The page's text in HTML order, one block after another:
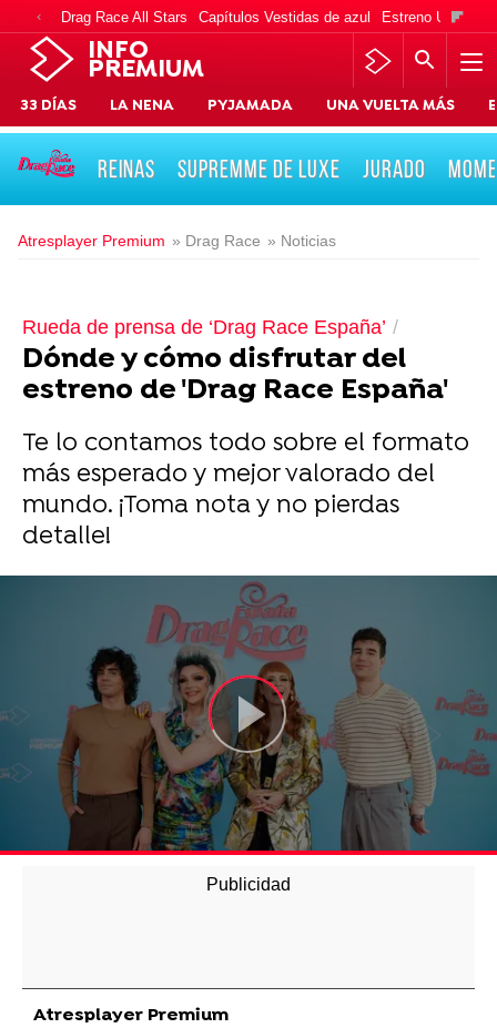
Drag Race All Stars Capítulos Vestidas de azul Estreno Una
INFO
PREMIUM
33 DÍAS LA NENA PYJAMADA UNA VUELTA MÁS
REINAS SUPREMME DE LUXE JURADO
Atresplayer Premium » Drag Race » Noticias
Rueda de prensa de ‘Drag Race España’
Dónde y cómo disfrutar del
estreno de 'Drag Race España'
Te lo contamos todo sobre el formato
más esperado y mejor valorado del
mundo. ¡Toma nota y no pierdas
detalle!
Atresplayer Premium